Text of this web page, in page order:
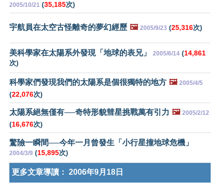
2005/10/21 (35,185次)
宇航員在太空古怪離奇的夢幻經歷 🖼️ 2005/9/23 (25,316次)
美科學家在太陽系外發現「地球的表兄」 2005/6/14 (14,861
次)
科學家們發現我們的太陽系是個很獨特的地方 🖼️ 2005/4/5
(22,076次)
太陽系絕無僅有──奇特形貌彗星挑戰萬有引力 🖼️ 2005/2/12
(16,676次)
驚險一瞬間──今年一月曾發生「小行星撞地球危機」
2004/3/9 (15,895次)
更多文章導讀： 2006年9月18日